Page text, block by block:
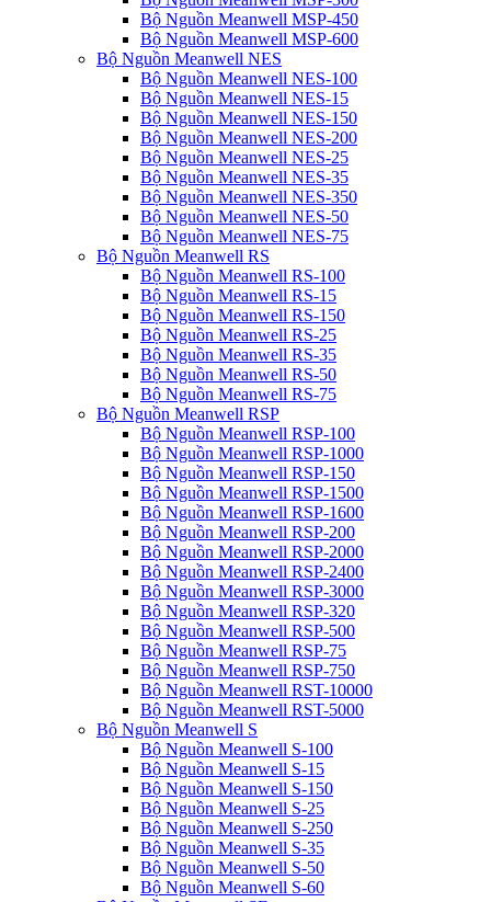
Bộ Nguồn Meanwell MSP-450
Bộ Nguồn Meanwell MSP-600
Bộ Nguồn Meanwell NES
Bộ Nguồn Meanwell NES-100
Bộ Nguồn Meanwell NES-15
Bộ Nguồn Meanwell NES-150
Bộ Nguồn Meanwell NES-200
Bộ Nguồn Meanwell NES-25
Bộ Nguồn Meanwell NES-35
Bộ Nguồn Meanwell NES-350
Bộ Nguồn Meanwell NES-50
Bộ Nguồn Meanwell NES-75
Bộ Nguồn Meanwell RS
Bộ Nguồn Meanwell RS-100
Bộ Nguồn Meanwell RS-15
Bộ Nguồn Meanwell RS-150
Bộ Nguồn Meanwell RS-25
Bộ Nguồn Meanwell RS-35
Bộ Nguồn Meanwell RS-50
Bộ Nguồn Meanwell RS-75
Bộ Nguồn Meanwell RSP
Bộ Nguồn Meanwell RSP-100
Bộ Nguồn Meanwell RSP-1000
Bộ Nguồn Meanwell RSP-150
Bộ Nguồn Meanwell RSP-1500
Bộ Nguồn Meanwell RSP-1600
Bộ Nguồn Meanwell RSP-200
Bộ Nguồn Meanwell RSP-2000
Bộ Nguồn Meanwell RSP-2400
Bộ Nguồn Meanwell RSP-3000
Bộ Nguồn Meanwell RSP-320
Bộ Nguồn Meanwell RSP-500
Bộ Nguồn Meanwell RSP-75
Bộ Nguồn Meanwell RSP-750
Bộ Nguồn Meanwell RST-10000
Bộ Nguồn Meanwell RST-5000
Bộ Nguồn Meanwell S
Bộ Nguồn Meanwell S-100
Bộ Nguồn Meanwell S-15
Bộ Nguồn Meanwell S-150
Bộ Nguồn Meanwell S-25
Bộ Nguồn Meanwell S-250
Bộ Nguồn Meanwell S-35
Bộ Nguồn Meanwell S-50
Bộ Nguồn Meanwell S-60